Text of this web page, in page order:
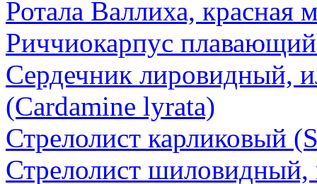
Ротала Валлиха,
Риччиокарпус
Сердечник лировидный,
(Cardamine lyrata)
Стрелолист карликовый
Стрелолист шиловидный,